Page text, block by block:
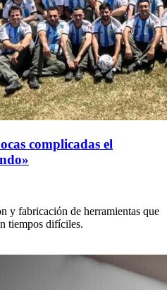
complicadas el
y fabricación de herramientas que
tiempos difíciles.